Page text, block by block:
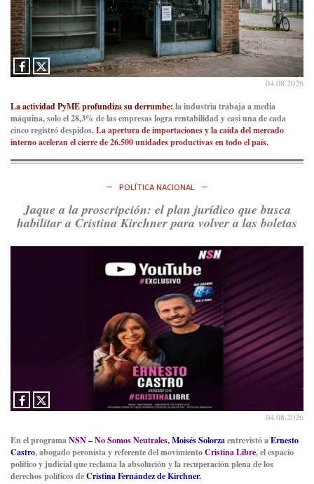
Consenso Patagónico
@consensopatagon
5d
La crisis en el estrecho de Ormuz: así golpea la guerra con
Irán al petróleohttps://t.co/IInL9uYZvh
Ver en X
Consenso Patagónico
Consenso Patagónico
@consensopatagon
@PJCampana2022: Asumimos una nueva etapa en el
Partido Justicialista de Campana, con el orgullo de que el
vuelva a…
Ver en X
04.08.2026
La actividad PyME profundiza su derrumbe: la industria trabaja a media
máquina, solo el 28,3% de las empresas logra rentabilidad y casi una de cada
cinco registró despidos.La apertura de importaciones y la caída del mercado
interno aceleran el cierre de 26.500 unidades productivas en todo el país.
POLÍTICA NACIONAL
Jaque a la proscripción: el plan jurídico que busca
habilitar a Cristina Kirchner para volver a las boletas
04.08.2026
En el programaNSN – No Somos Neutrales,Moisés Solorzaentrevistó aErnesto
Castro, abogado peronista y referente del movimientoCristina Libre, el espacio
político y judicial que reclama la absolución y la recuperación plena de los
derechos políticos deCristina Fernández de Kirchner.